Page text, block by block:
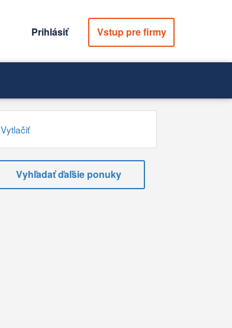
Prihlásiť Vstup pre firmy
Vytlačiť
Vyhľadať ďaľšie ponuky